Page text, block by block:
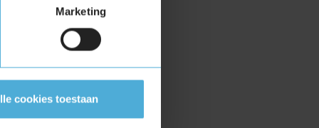
Marketing
cookies toestaan